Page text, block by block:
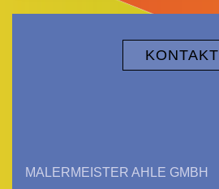
KONTAKT
MALERMEISTER AHLE GMBH